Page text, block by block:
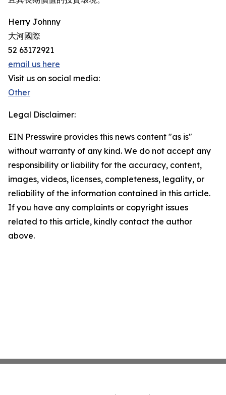
Herry Johnny
大河國際
52 63172921
email us here
Visit us on social media:
Other
Legal Disclaimer:
EIN Presswire provides this news content "as is"
without warranty of any kind. We do not accept any
responsibility or liability for the accuracy, content,
images, videos, licenses, completeness, legality, or
reliability of the information contained in this article.
If you have any complaints or copyright issues
related to this article, kindly contact the author
above.